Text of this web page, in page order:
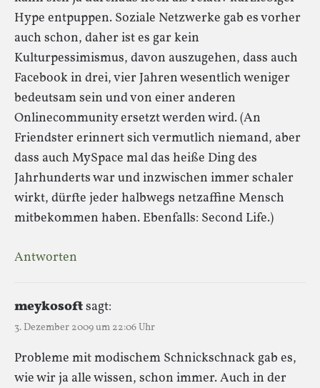
Hype entpuppen. Soziale Netzwerke gab es vorher
auch schon, daher ist es gar kein
Kulturpessimismus, davon auszugehen, dass auch
Facebook in drei, vier Jahren wesentlich weniger
bedeutsam sein und von einer anderen
Onlinecommunity ersetzt werden wird. (An
Friendster erinnert sich vermutlich niemand, aber
dass auch MySpace mal das heiße Ding des
Jahrhunderts war und inzwischen immer schaler
wirkt, dürfte jeder halbwegs netzaffine Mensch
mitbekommen haben. Ebenfalls: Second Life.)
Antworten
meykosoftsagt:
3. Dezember 2009 um 22:06 Uhr
Probleme mit modischem Schnickschnack gab es,
wie wir ja alle wissen, schon immer. Auch in der